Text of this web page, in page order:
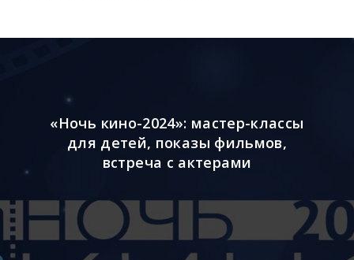
«Ночь кино-2024»: мастер-классы
для детей, показы фильмов,
встреча с актерами